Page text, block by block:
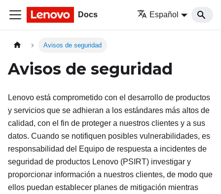
Docs Español
Avisos de seguridad
Avisos de seguridad
Lenovo está comprometido con el desarrollo de productos
y servicios que se adhieran a los estándares más altos de
calidad, con el fin de proteger a nuestros clientes y a sus
datos. Cuando se notifiquen posibles vulnerabilidades, es
responsabilidad del Equipo de respuesta a incidentes de
seguridad de productos Lenovo (PSIRT) investigar y
proporcionar información a nuestros clientes, de modo que
ellos puedan establecer planes de mitigación mientras